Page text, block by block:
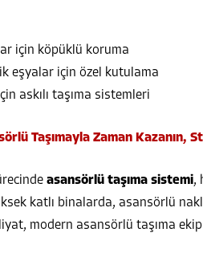
için köpüklü koruma
eşyalar için özel kutulama
askılı taşıma sistemleri
Taşımayla Zaman Kazanın,
asansörlü taşıma sistemi,
katlı binalarda, asansörlü
modern asansörlü taşıma